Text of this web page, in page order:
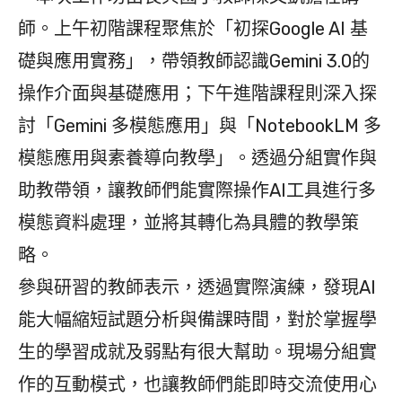
師。上午初階課程聚焦於「初探Google AI 基
礎與應用實務」，帶領教師認識Gemini 3.0的
操作介面與基礎應用；下午進階課程則深入探
討「Gemini 多模態應用」與「NotebookLM 多
模態應用與素養導向教學」。透過分組實作與
助教帶領，讓教師們能實際操作AI工具進行多
模態資料處理，並將其轉化為具體的教學策
略。
參與研習的教師表示，透過實際演練，發現AI
能大幅縮短試題分析與備課時間，對於掌握學
生的學習成就及弱點有很大幫助。現場分組實
作的互動模式，也讓教師們能即時交流使用心